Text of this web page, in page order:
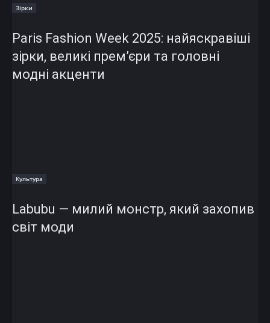
Зірки
Paris Fashion Week 2025: найяскравіші
зірки, великі прем’єри та головні
модні акценти
Культура
Labubu — милий монстр, який захопив
світ моди